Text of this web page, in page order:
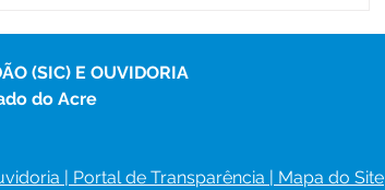
NUCA na Escola Carlos
Alberto
(SIC) E OUVIDORIA
do Acre
| Portal de Transparência | Mapa do Site